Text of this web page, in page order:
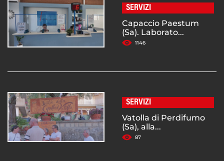
SERVIZI
Capaccio Paestum
(Sa). Laborato...
1146
SERVIZI
Vatolla di Perdifumo
(Sa), alla...
87